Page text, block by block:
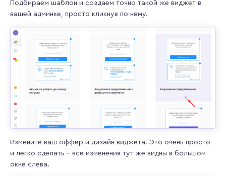
Подбираем шаблон и создаем точно такой же виджет в
вашей админке, просто кликнув по нему.
Измените ваш оффер и дизайн виджета. Это очень просто
и легко сделать – все изменения тут же видны в большом
окне слева.